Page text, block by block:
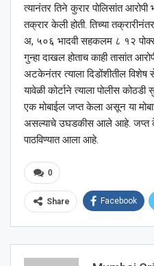
त्यानंतर तिने कुरार पोलिसांत आरोपी
तक्रार केली होती. तिच्या
अ, ५०६ भादवी सहकलम ८ १२
गुन्हा दाखल होताच काही तासांत
अटकेनंतर त्याला दिडोंशीतील
यावेळी कोर्टाने त्याला पोलीस
एक मोबाईल जप्त केला असून या
असल्याचे उघडकीस आले आहे. जप्त
पाठविण्यात आला आहे.
0
Share Facebook